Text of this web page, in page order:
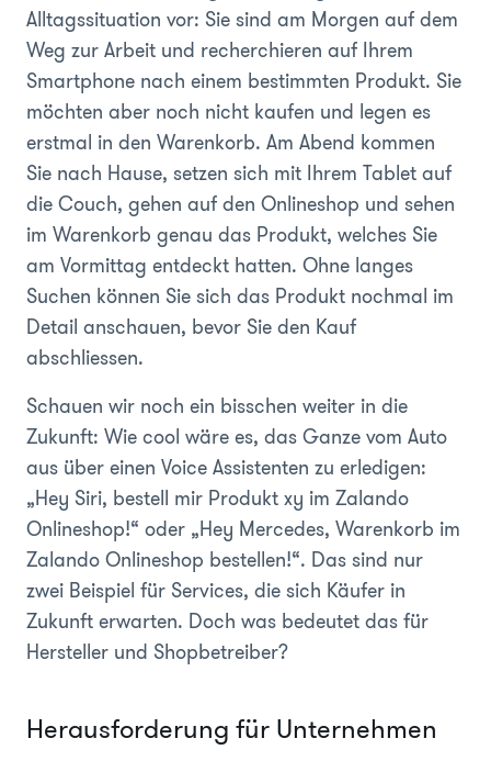
Alltagssituation vor: Sie sind am Morgen auf dem
Weg zur Arbeit und recherchieren auf Ihrem
Smartphone nach einem bestimmten Produkt. Sie
möchten aber noch nicht kaufen und legen es
erstmal in den Warenkorb. Am Abend kommen
Sie nach Hause, setzen sich mit Ihrem Tablet auf
die Couch, gehen auf den Onlineshop und sehen
im Warenkorb genau das Produkt, welches Sie
am Vormittag entdeckt hatten. Ohne langes
Suchen können Sie sich das Produkt nochmal im
Detail anschauen, bevor Sie den Kauf
abschliessen.
Schauen wir noch ein bisschen weiter in die
Zukunft: Wie cool wäre es, das Ganze vom Auto
aus über einen Voice Assistenten zu erledigen:
„Hey Siri, bestell mir Produkt xy im Zalando
Onlineshop!“ oder „Hey Mercedes, Warenkorb im
Zalando Onlineshop bestellen!“. Das sind nur
zwei Beispiel für Services, die sich Käufer in
Zukunft erwarten. Doch was bedeutet das für
Hersteller und Shopbetreiber?
Herausforderung für Unternehmen